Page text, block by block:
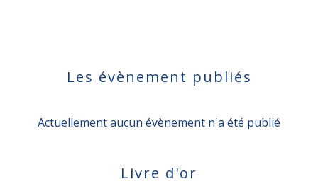
Les évènement publiés
Actuellement aucun évènement n'a été publié
Livre d'or